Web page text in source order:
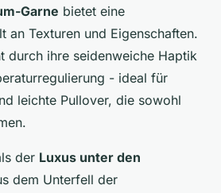
Garne bietet eine
an Texturen und Eigenschaften.
durch ihre seidenweiche Haptik
- ideal für
leichte Pullover, die sowohl
der Luxus unter den
dem Unterfell der